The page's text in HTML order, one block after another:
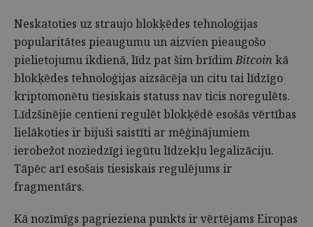
Neskatoties uz straujo blokķēdes tehnoloģijas
popularitātes pieaugumu un aizvien pieaugošo
pielietojumu ikdienā, līdz pat šim brīdimBitcoin kā
blokķēdes tehnoloģijas aizsācēja un citu tai līdzīgo
kriptomonētu tiesiskais statuss nav ticis noregulēts.
Līdzšinējie centieni regulēt blokķēdē esošās vērtības
lielākoties ir bijuši saistīti ar mēģinājumiem
ierobežot noziedzīgi iegūtu līdzekļu legalizāciju.
Tāpēc arī esošais tiesiskais regulējums ir
fragmentārs.
Kā nozīmīgs pagrieziena punkts ir vērtējams Eiropas